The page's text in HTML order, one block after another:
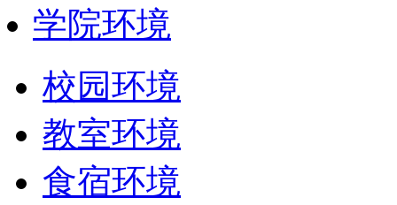
学院环境
校园环境
教室环境
食宿环境